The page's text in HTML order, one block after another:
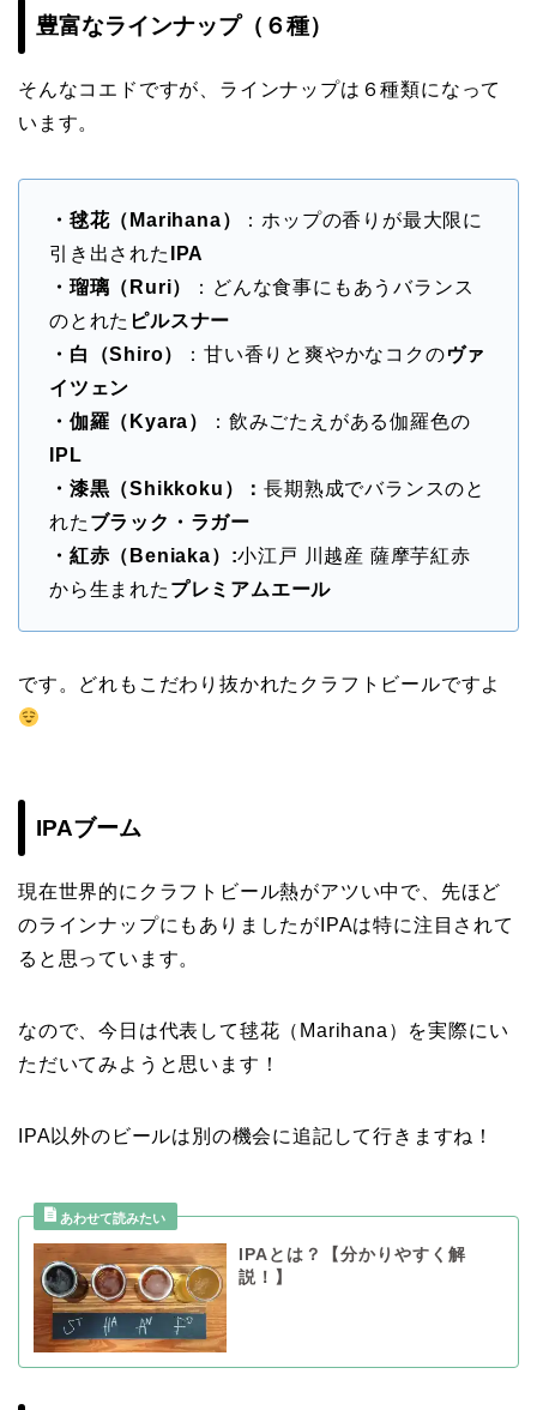
豊富なラインナップ（６種）
そんなコエドですが、ラインナップは６種類になって
います。
・毬花（Marihana）
：ホップの香りが最大限に
引き出された
IPA
・瑠璃（Ruri）
：どんな食事にもあうバランス
のとれた ピルスナー
・白（Shiro）
：甘い香りと爽やかなコクのヴァ
イツェン
・伽羅（Kyara）
：飲みごたえがある伽羅色の
IPL
・漆黒（Shikkoku）：長期熟成でバランスのと
れた ブラック・ラガー
・紅赤（Beniaka）:小江戸 川越産 薩摩芋紅赤
から生まれた プレミアムエール
です。どれもこだわり抜かれたクラフトビールですよ
IPAブーム
現在世界的にクラフトビール熱がアツい中で、先ほど
のラインナップにもありましたがIPAは特に注目されて
ると思っています。
なので、今日は代表して毬花（Marihana）を実際にい
ただいてみようと思います！
IPA以外のビールは別の機会に追記して行きますね！
IPAとは？【分かりやすく解
説！】